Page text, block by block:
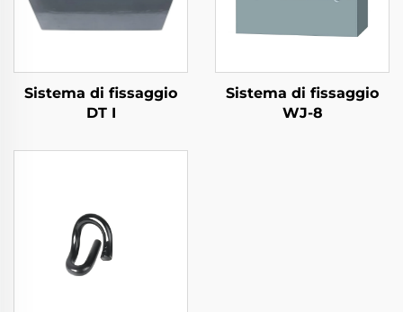
Sistema di fissaggio
DT I
Sistema di fissaggio
WJ-8